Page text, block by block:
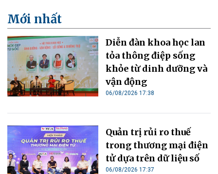
Mới nhất
Diễn đàn khoa học lan
tỏa thông điệp sống
khỏe từ dinh dưỡng và
vận động
06/08/2026 17:38
Quản trị rủi ro thuế
trong thương mại điện
tử dựa trên dữ liệu số
06/08/2026 17:37